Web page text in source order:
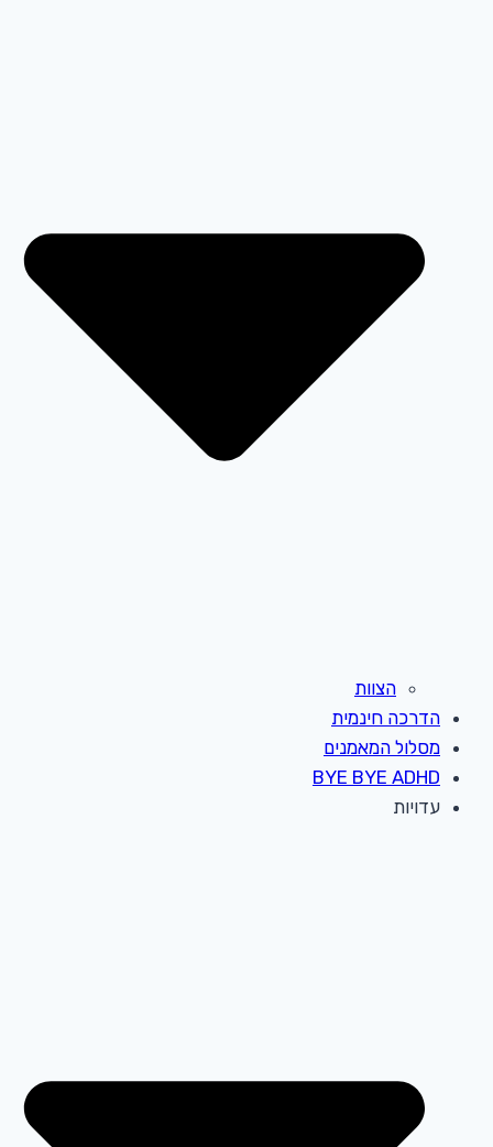
הצוות
הדרכה חינמית
מסלול המאמנים
BYE BYE ADHD
עדויות